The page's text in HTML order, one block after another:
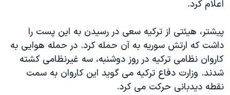
قانون شفافیت دارائی کادر رهبری ایران
اعتراضات مردمی آبان ۹۸
اسرائیل در جنگ
نرگس محمدی برنده جایزه نوبل صلح
اعلام کرد.
پیشتر، هیئتی از ترکیه سعی در رسیدن به این پست را
داشت که ارتش سوریه به آن حمله کرد. در حمله هوایی به
کاروان نظامی ترکیه در روز دوشنبه، سه غیرنظامی کشته
شدند. وزارت دفاع ترکیه می گوید این کاروان به سمت
نقطه دیدبانی حرکت می کرد.